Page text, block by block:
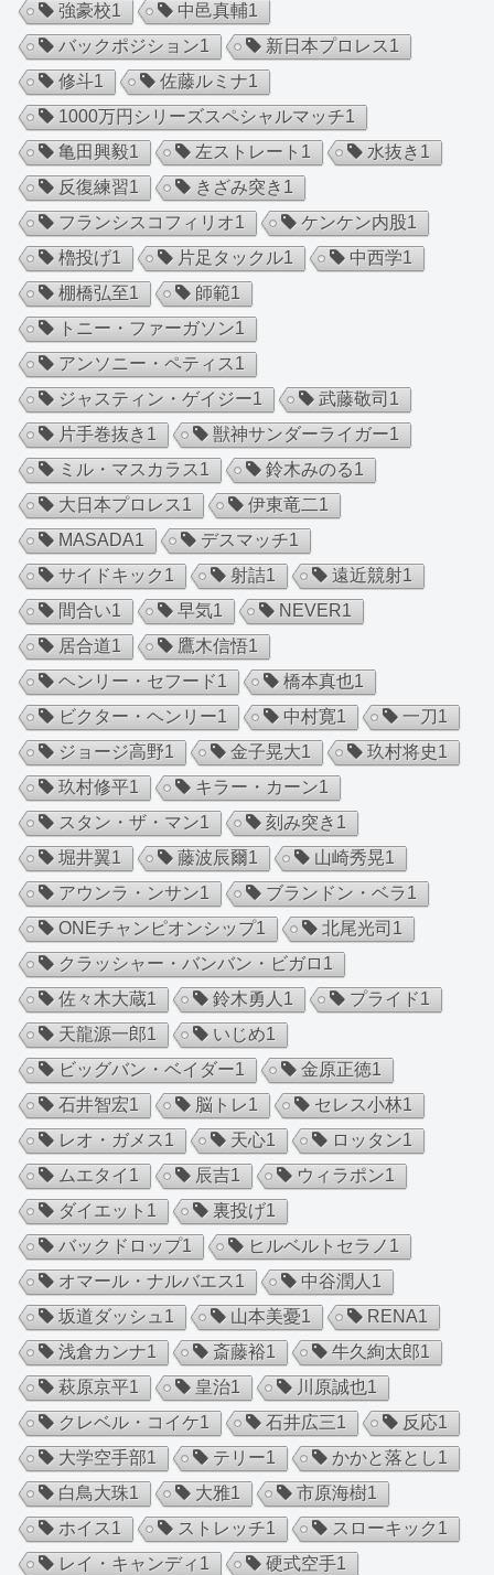
強豪校1 中邑真輔1
バックポジション1 新日本プロレス1
修斗1 佐藤ルミナ1
1000万円シリーズスペシャルマッチ1
亀田興毅1 左ストレート 1 水抜き 1
反復練習1 きざみ突き 1
フランシスコフィリオ1 ケンケン内股1
櫓投げ1 片足タックル1 中西学1
棚橋弘至1 師範1
トニー・ファーガソン1
アンソニー・ペティス1
ジャスティン・ゲイジー1 武藤敬司 1
片手巻抜き 1 獣神サンダーライガー1
ミル・マスカラス1 鈴木みのる1
大日本プロレス1 伊東竜二1
MASADA1 デスマッチ1
サイドキック1 射詰1 遠近競射1
間合い1 早気1 NEVER1
居合道1 鷹木信悟1
ヘンリー・セフード1 橋本真也1
ビクター・ヘンリー1 中村寛1 一刀1
ジョージ高野1 金子晃大1 玖村将史1
玖村修平1 キラー・カーン1
スタン・ザ・マン1 刻み突き 1
堀井翼1 藤波辰爾1 山崎秀晃1
アウンラ・ンサン1 ブランドン・ベラ1
ONEチャンピオンシップ1 北尾光司 1
クラッシャー・バンバン・ビガロ 1
佐々木大蔵1 鈴木勇人 1 プライド1
天龍源一郎1 いじめ1
ビッグバン・ベイダー1 金原正徳1
石井智宏1 脳トレ1 セレス小林1
レオ・ガメス1 天心1 ロッタン1
ムエタイ 1 辰吉1 ウィラポン1
ダイエット 1 裏投げ1
バックドロップ1 ヒルベルトセラノ 1
オマール・ナルバエス1 中谷潤人 1
坂道ダッシュ 1 山本美憂1 RENA1
浅倉カンナ1 斎藤裕1 牛久絢太郎1
萩原京平1 皇治1 川原誠也1
クレベル・コイケ1 石井広三1 反応1
大学空手部1 テリー1 かかと落とし1
白鳥大珠1 大雅1 市原海樹1
ホイス1 ストレッチ1 スローキック1
レイ・キャンディ 1 硬式空手1